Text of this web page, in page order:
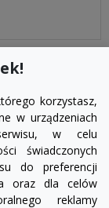
korzystasz,
w urządzeniach
w celu
świadczonych
do preferencji
oraz dla celów
reklamy